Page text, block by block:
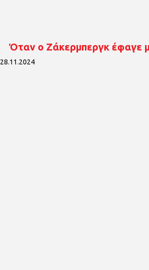
Όταν ο Ζάκερμπεργκ έφαγε
28.11.2024